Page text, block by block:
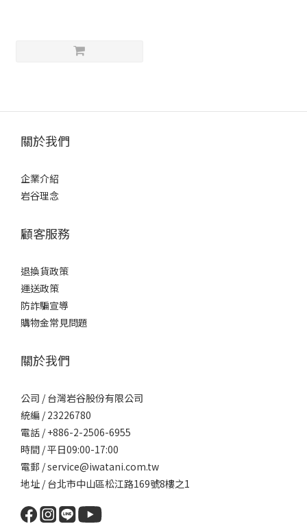
關於我們
企業介紹
岩谷理念
顧客服務
退換貨政策
運送政策
防詐騙宣導
購物金常見問題
關於我們
公司 / 台灣岩谷股份有限公司
統編 / 23226780
電話 / +886-2-2506-6955
時間 / 平日09:00-17:00
電郵 / service@iwatani.com.tw
地址 / 台北市中山區松江路169號8樓之1